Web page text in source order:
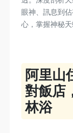
眼神、訊息到
心，掌握神秘
阿里山
對飯店
林浴